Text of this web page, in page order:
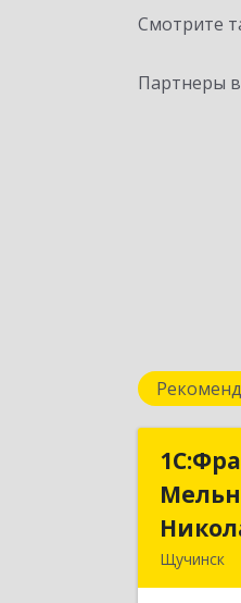
Смотрите
Партнеры
Щучинск